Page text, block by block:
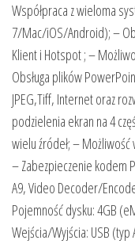
Współpraca z wieloma
7/Mac/iOS/Android); –
Klient i Hotspot ; –
Obsługa plików
JPEG,Tiff, Internet oraz
podzielenia ekran na 4
wielu źródeł; –
– Zabezpieczenie kodem
A9, Video Decoder/
Pojemność dysku: 4GB
Wejścia/Wyjścia: USB